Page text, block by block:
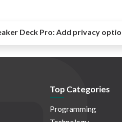
Deck Pro:Add privacy
Top Categories
Programming